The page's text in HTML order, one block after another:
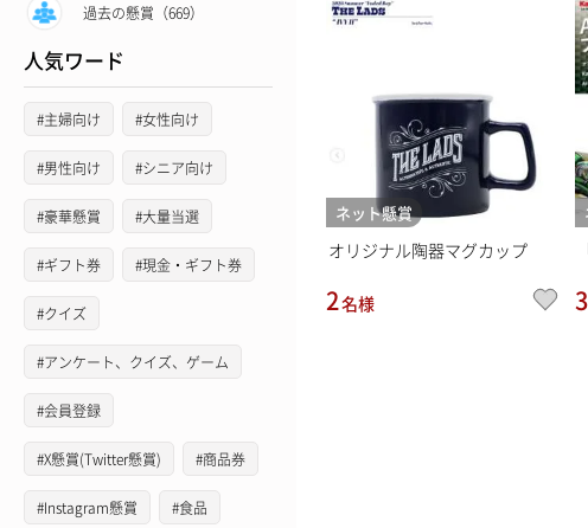
過去の懸賞（669）
人気ワード
#主婦向け #女性向け
#男性向け #シニア向け
#豪華懸賞 #大量当選
#ギフト券 #現金・ギフト券
#クイズ
#アンケート、クイズ、ゲーム
#会員登録
#X懸賞(Twitter懸賞) #商品券
#Instagram懸賞 #食品
ネット懸賞
オリジナル陶器マグカップ
2名様 3